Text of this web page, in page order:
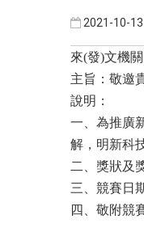
2021-10-13
來(發)文機
主旨：敬邀
說明：
一、為推廣
解，明新科
二、獎狀及
三、競賽日
四、敬附競